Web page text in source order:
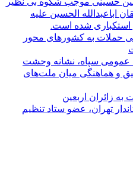
الحسین علیه
شده است.
حملات به کشورهای محور
سپاه، نشانه‌ وحشت
و هماهنگی میان ملت‌های
تهران، عضو ستاد تنظیم